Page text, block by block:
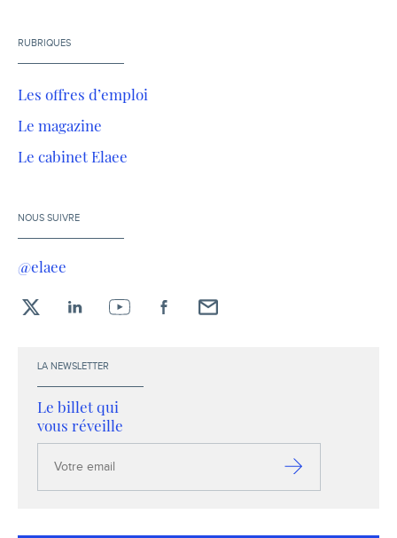
RUBRIQUES
Les offres d’emploi
Le magazine
Le cabinet Elaee
NOUS SUIVRE
@elaee
LA NEWSLETTER
Le billet qui
vous réveille
email
S’inscrire